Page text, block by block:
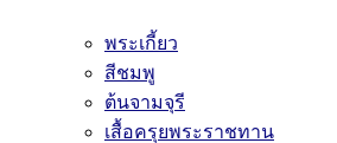
พระเกี้ยว
สีชมพู
ต้นจามจุรี
เสื้อครุยพระราชทาน